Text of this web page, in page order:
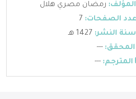
رمضان مصري هلال
الصفحات:
النشر:
---
المترجم: ---